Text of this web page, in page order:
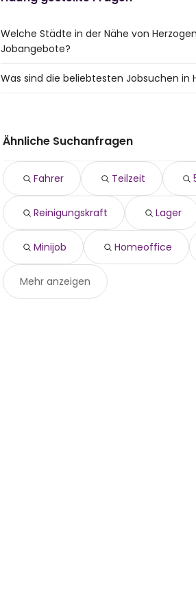
Welche Städte in der Nähe von
Jobangebote?
10 Städte in der Nähe von Herzogenrath
Eschweiler
Hückelhoven
Würselen
Wegberg
Wassenberg
Simmerath
Was sind die beliebtesten Jobsuchen in
teilzeit
reinigungskraft
lager
quereinsteiger
minijob
homeoffice
Öffentlicher dienst
Ähnliche Suchanfragen
Fahrer Teilzeit
Reinigungskraft Lager
Minijob Homeoffice
Mehr anzeigen